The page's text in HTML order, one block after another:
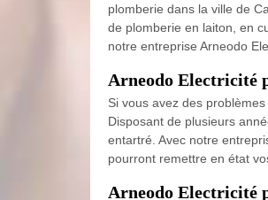
plomberie dans la ville de
de plomberie en laiton, en
notre entreprise Arneodo
Arneodo Electricité
Si vous avez des
Disposant de plusieurs
entartré. Avec notre
pourront remettre en état
Arneodo Electricité